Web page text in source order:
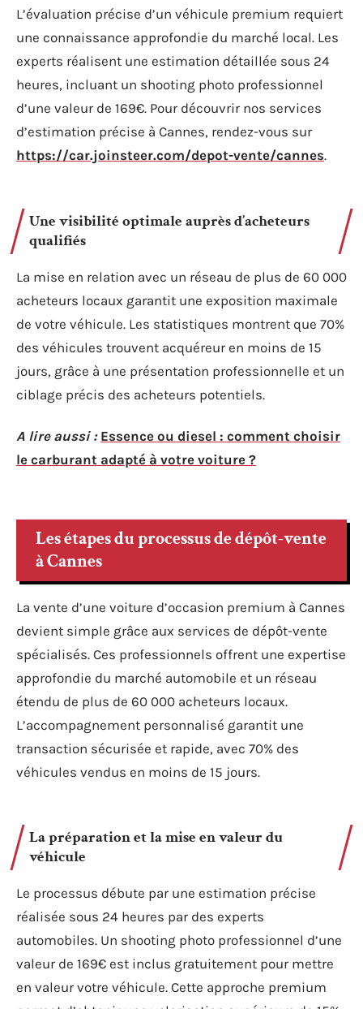
L’évaluation précise d’un véhicule premium requiert
une connaissance approfondie du marché local. Les
experts réalisent une estimation détaillée sous 24
heures, incluant un shooting photo professionnel
d’une valeur de 169€. Pour découvrir nos services
d’estimation précise à Cannes, rendez-vous sur
https://car.joinsteer.com/depot-vente/cannes.
Une visibilité optimale auprès d’acheteurs
qualifiés
La mise en relation avec un réseau de plus de 60 000
acheteurs locaux garantit une exposition maximale
de votre véhicule. Les statistiques montrent que 70%
des véhicules trouvent acquéreur en moins de 15
jours, grâce à une présentation professionnelle et un
ciblage précis des acheteurs potentiels.
A lire aussi : Essence ou diesel : comment choisir
le carburant adapté à votre voiture ?
Les étapes du processus de dépôt-vente
à Cannes
La vente d’une voiture d’occasion premium à Cannes
devient simple grâce aux services de dépôt-vente
spécialisés. Ces professionnels offrent une expertise
approfondie du marché automobile et un réseau
étendu de plus de 60 000 acheteurs locaux.
L’accompagnement personnalisé garantit une
transaction sécurisée et rapide, avec 70% des
véhicules vendus en moins de 15 jours.
La préparation et la mise en valeur du
véhicule
Le processus débute par une estimation précise
réalisée sous 24 heures par des experts
automobiles. Un shooting photo professionnel d’une
valeur de 169€ est inclus gratuitement pour mettre
en valeur votre véhicule. Cette approche premium